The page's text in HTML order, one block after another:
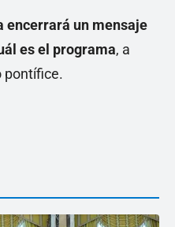
encerrará un mensaje
es el programa, a
pontífice.